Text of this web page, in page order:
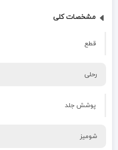
مشخصات کلی
قطع
رحلی
پوشش جلد
شومیز